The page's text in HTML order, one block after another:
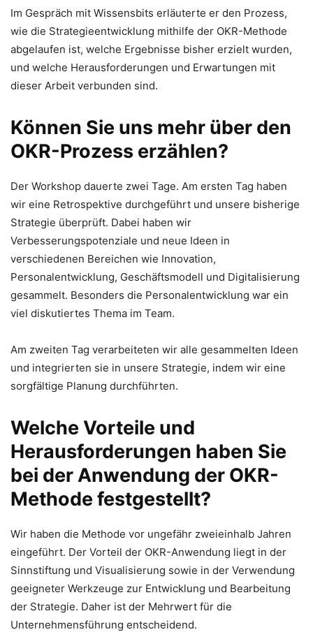
Im Gespräch mit Wissensbits erläuterte er den Prozess,
wie die Strategieentwicklung mithilfe der OKR-Methode
abgelaufen ist, welche Ergebnisse bisher erzielt wurden,
und welche Herausforderungen und Erwartungen mit
dieser Arbeit verbunden sind.
Können Sie uns mehr über den
OKR-Prozess erzählen?
Der Workshop dauerte zwei Tage. Am ersten Tag haben
wir eine Retrospektive durchgeführt und unsere bisherige
Strategie überprüft. Dabei haben wir
Verbesserungspotenziale und neue Ideen in
verschiedenen Bereichen wie Innovation,
Personalentwicklung, Geschäftsmodell und Digitalisierung
gesammelt. Besonders die Personalentwicklung war ein
viel diskutiertes Thema im Team.
Am zweiten Tag verarbeiteten wir alle gesammelten Ideen
und integrierten sie in unsere Strategie, indem wir eine
sorgfältige Planung durchführten.
Welche Vorteile und
Herausforderungen haben Sie
bei der Anwendung der OKR-
Methode festgestellt?
Wir haben die Methode vor ungefähr zweieinhalb Jahren
eingeführt. Der Vorteil der OKR-Anwendung liegt in der
Sinnstiftung und Visualisierung sowie in der Verwendung
geeigneter Werkzeuge zur Entwicklung und Bearbeitung
der Strategie. Daher ist der Mehrwert für die
Unternehmensführung entscheidend.